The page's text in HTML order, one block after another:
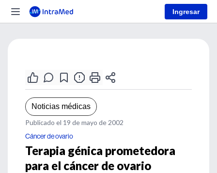
Ingresar
Noticias médicas
Publicado el 19 de mayo de 2002
Cáncer de ovario
Terapia génica prometedora
para el cáncer de ovario